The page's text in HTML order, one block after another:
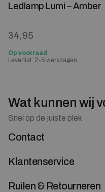
Ledlamp Lumi – Amber
34,95
Op voorraad
Levertijd: 2-5 werkdagen
Wat kunnen wij
Snel op de juiste plek
Contact
Klantenservice
Ruilen & Retourneren